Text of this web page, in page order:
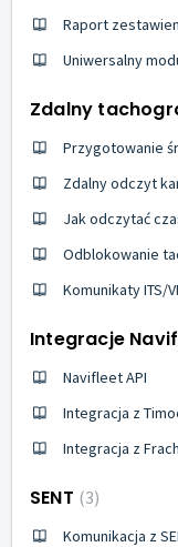
Raport
Uniwersalny
Zdalny
Przygotowanie
Zdalny odczyt
Jak odczytać
Odblokowanie
Komunikaty ITS/
Integracje
Navifleet API
Integracja z
Integracja z
SENT 3
Komunikacja z